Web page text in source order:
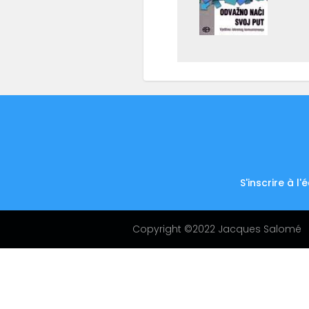
menu
S'inscrire à
Copyright ©2022 Jacques Salomé